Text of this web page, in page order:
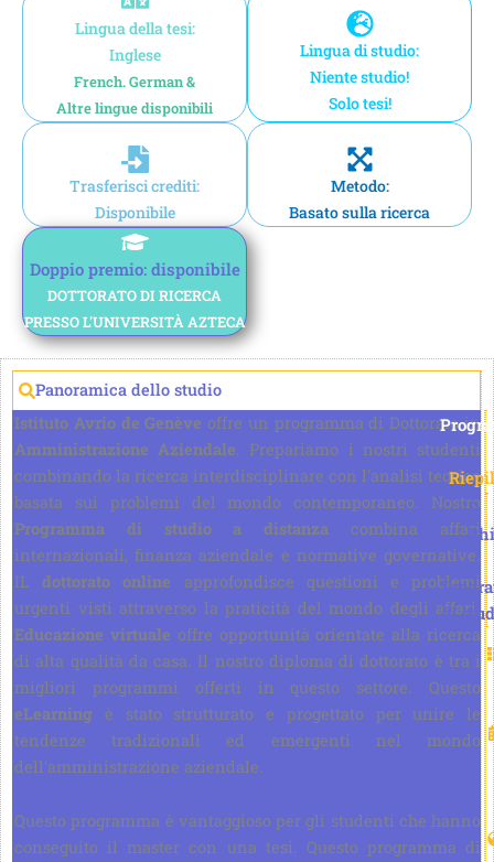
Lingua della tesi:
Inglese
French. German &
Altre lingue disponibili
Lingua di studio:
Niente studio!
Solo tesi!
Trasferisci crediti:
Disponibile
Metodo:
Basato sulla ricerca
Doppio premio: disponibile
DOTTORATO DI RICERCA
PRESSO L'UNIVERSITÀ AZTECA
Panoramica dello studio
Istituto Avrio de Genève offre un programma di Dottorato in
Amministrazione Aziendale. Prepariamo i nostri studenti
combinando la ricerca interdisciplinare con l'analisi teorica
basata sui problemi del mondo contemporaneo. Nostro
Programma di studio a distanza combina affari
internazionali, finanza aziendale e normative governative.
ILdottorato online approfondisce questioni e problemi
urgenti visti attraverso la praticità del mondo degli affari.
Educazione virtuale offre opportunità orientate alla ricerca
di alta qualità da casa. Il nostro diploma di dottorato è tra i
migliori programmi offerti in questo settore. Questo
eLearning è stato strutturato e progettato per unire le
tendenze tradizionali ed emergenti nel mondo
dell'amministrazione aziendale.
Questo programma è vantaggioso per gli studenti che hanno
conseguito il master con una tesi. Questo programma di
D.
di